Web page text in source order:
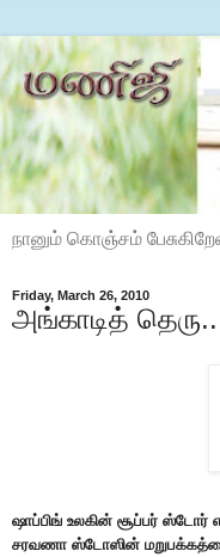
நானும் கொஞ்சம்
Friday, March 26, 2010
அங்காடித்
ஷாப்பிங் உலகின் சூப்பர்
சரவணா ஸ்டோஸின்